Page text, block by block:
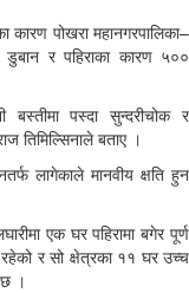
कारण पोखरा महानगरपालिका–
र पहिराका कारण ५००
बस्तीमा पस्दा सुन्दरीचोक र
तिमिल्सिनाले बताए ।
लागेकाले मानवीय क्षति हुन
एक घर पहिरामा बगेर पूर्ण
र सो क्षेत्रका ११ घर उच्च
।